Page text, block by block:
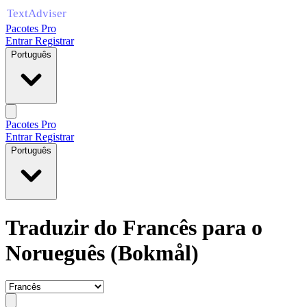
Pacotes Pro
EntrarRegistrar
Português
Pacotes Pro
EntrarRegistrar
Português
Traduzir do Francês para o
Norueguês (Bokmål)